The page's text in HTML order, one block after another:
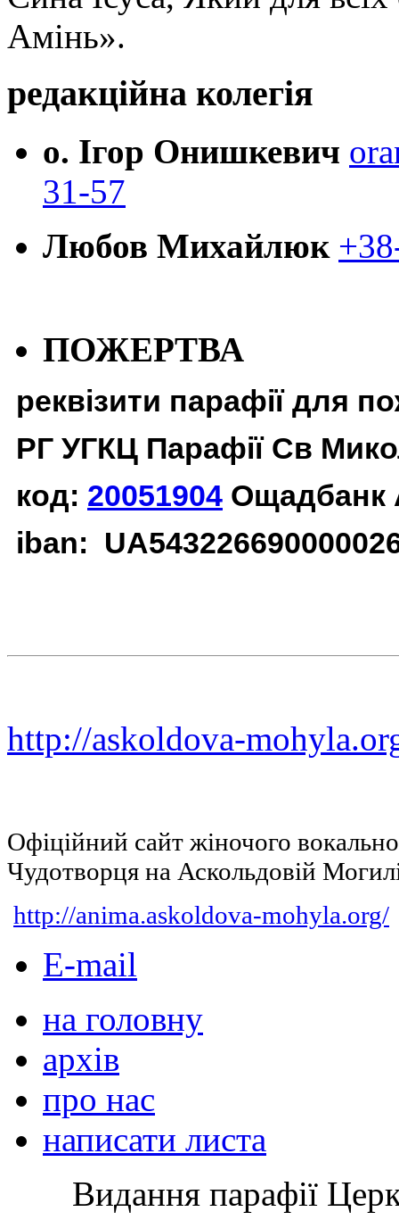
Амінь».
редакційна колегія
о. Ігор Онишкевич
31-57
Любов Михайлюк
ПОЖЕРТВА
реквізити парафії для
РГ УГКЦ Парафії Св
код: 20051904 Ощадбанк
iban:
http://askoldova-
Офіційний сайт жіночого
Чудотворця на Аскольдовій
http://anima.askoldova-mohyla.org/
E-mail
на головну
архів
про нас
написати листа
Видання парафії